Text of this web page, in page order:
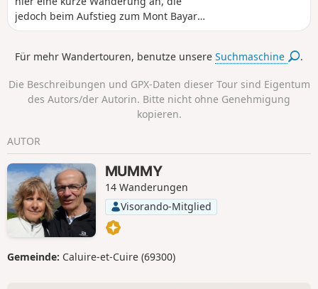
jedoch beim Aufstieg zum Mont Bayard
einen gewissen Schwierigkeitsgrad
werden Wanderstöcke empfohlen.
Für mehr Wandertouren, benutze unsereSuchmaschine .
Die Beschreibungen und GPX-Daten dieser Tour sind Eigentum
des Autors/der Autorin. Bitte nicht ohne Genehmigung
kopieren.
AUTOR
MUMMY
14 Wanderungen
Visorando-Mitglied
Gemeinde: Caluire-et-Cuire (69300)